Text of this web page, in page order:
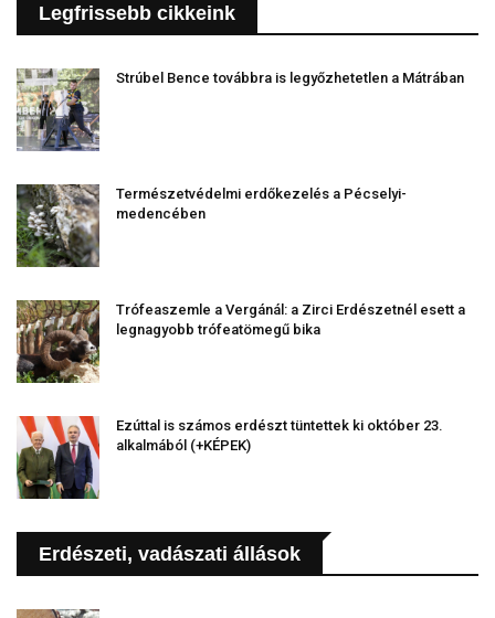
Legfrissebb cikkeink
Strúbel Bence továbbra is legyőzhetetlen a Mátrában
Természetvédelmi erdőkezelés a Pécselyi-
medencében
Trófeaszemle a Vergánál: a Zirci Erdészetnél esett a
legnagyobb trófeatömegű bika
Ezúttal is számos erdészt tüntettek ki október 23.
alkalmából (+KÉPEK)
Erdészeti, vadászati állások